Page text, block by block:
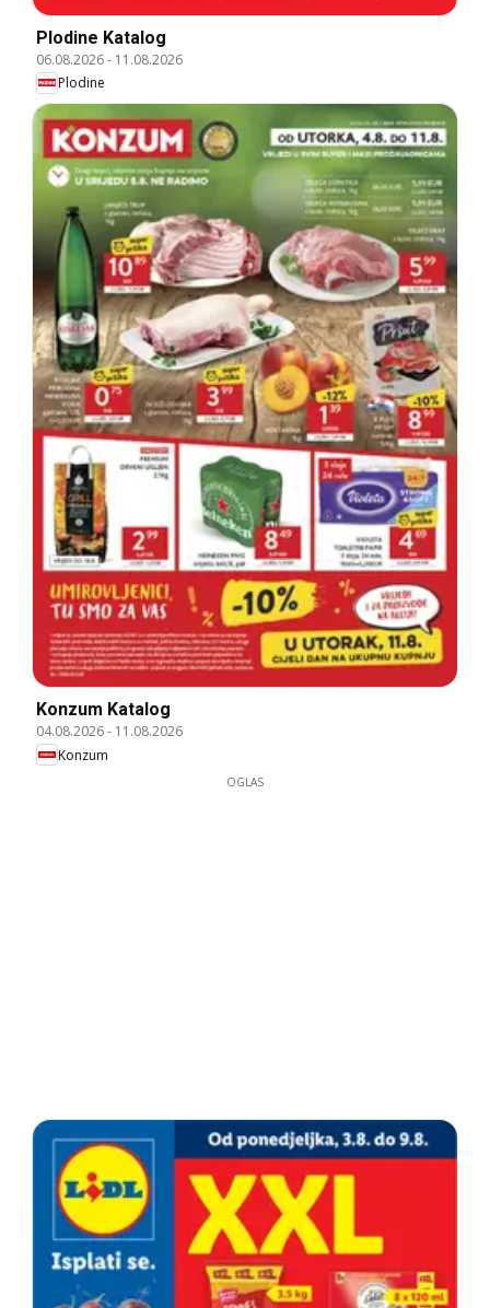
Plodine Katalog
06.08.2026- 11.08.2026
Plodine
Konzum Katalog
04.08.2026- 11.08.2026
Konzum
OGLAS